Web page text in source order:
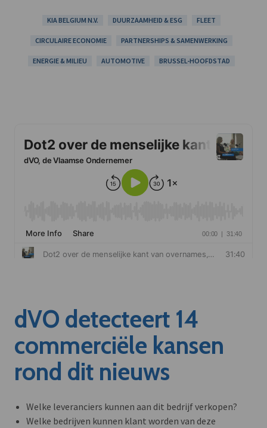
KIA BELGIUM N.V. DUURZAAMHEID & ESG FLEET
CIRCULAIRE ECONOMIE PARTNERSHIPS & SAMENWERKING
ENERGIE & MILIEU AUTOMOTIVE BRUSSEL-HOOFDSTAD
dVO detecteert 14
commerciële kansen
rond dit nieuws
Welke leveranciers kunnen aan dit bedrijf verkopen?
Welke bedrijven kunnen klant worden van deze